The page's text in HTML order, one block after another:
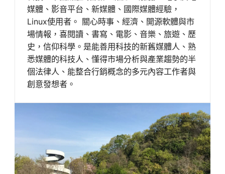
媒體、影音平台、新媒體、國際媒體經驗，
Linux使用者。 關心時事、經濟、開源軟體與市
場情報，喜閱讀、書寫、電影、音樂、旅遊、歷
史，信仰科學。是能善用科技的新舊媒體人、熟
悉媒體的科技人、懂得市場分析與產業趨勢的半
個法律人、能整合行銷概念的多元內容工作者與
創意發想者。